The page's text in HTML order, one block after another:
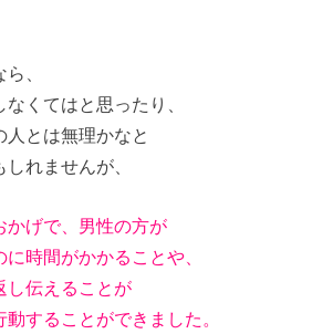
、
くてはと思ったり、
とは無理かなと
れませんが、
かげで、男性の方が
時間がかかることや、
し伝えることが
することができました。